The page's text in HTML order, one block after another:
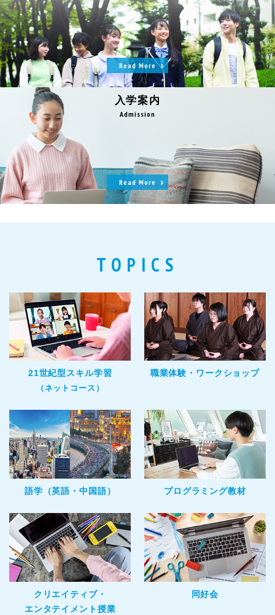
Read More
入学案内
Admission
Read More
TOPICS
21世紀型スキル学習
（ネットコース）
職業体験・ワークショップ
語学（英語・中国語） プログラミング教材
クリエイティブ・
エンタテイメント授業
同好会